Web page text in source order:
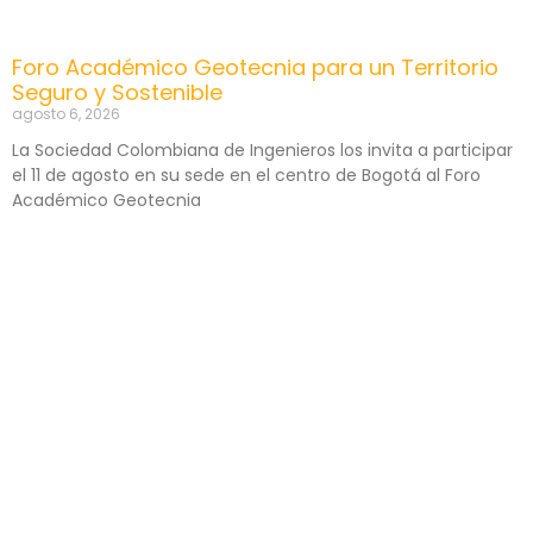
Foro Académico Geotecnia para un Territorio
Seguro y Sostenible
agosto 6, 2026
La Sociedad Colombiana de Ingenieros los invita a participar
el 11 de agosto en su sede en el centro de Bogotá al Foro
Académico Geotecnia